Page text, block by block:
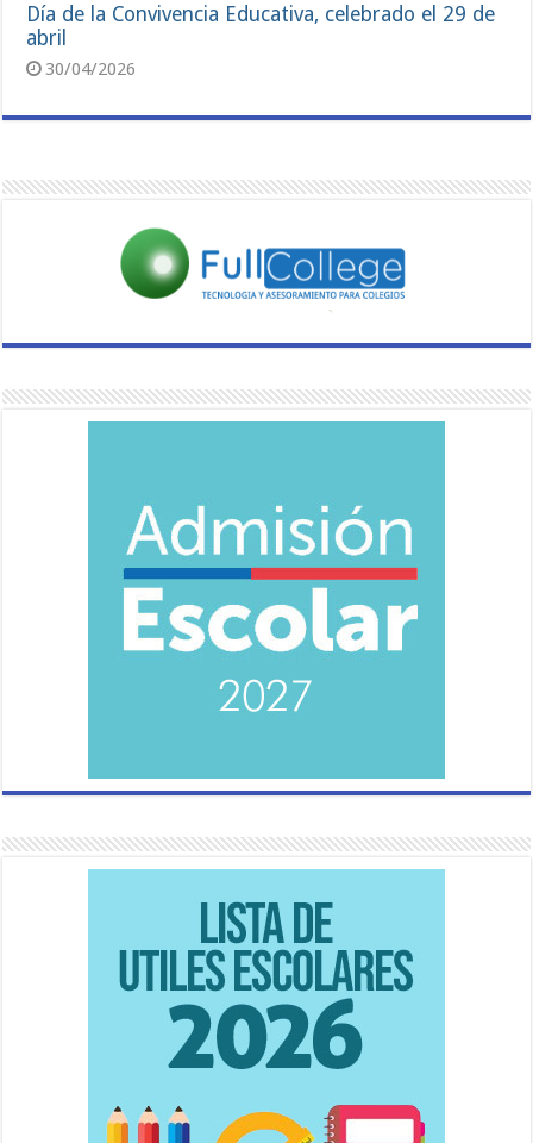
Día de la Convivencia Educativa, celebrado el 29 de
abril
30/04/2026